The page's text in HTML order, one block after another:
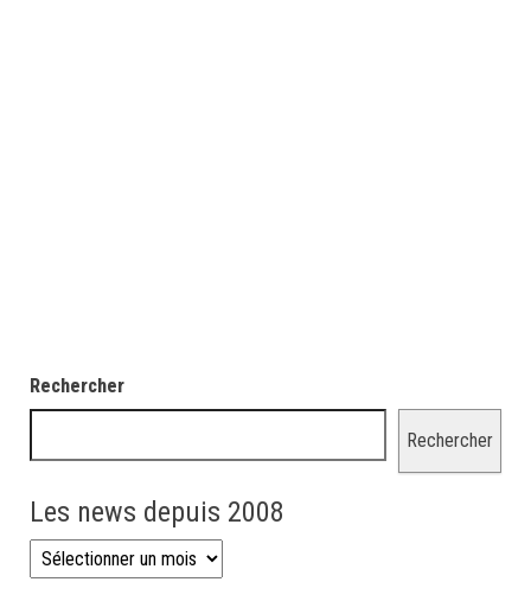
Rechercher
Rechercher
Les news depuis 2008
Les news depuis 2008